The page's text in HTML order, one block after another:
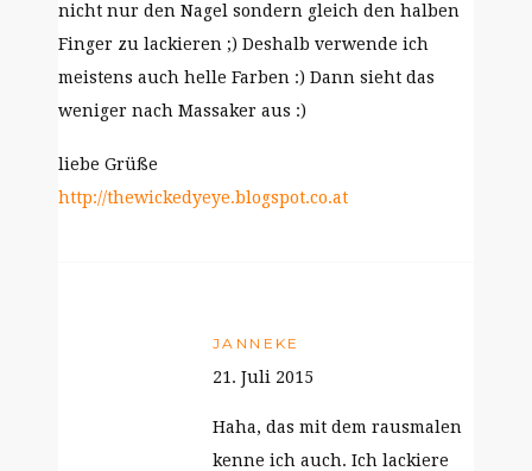
nicht nur den Nagel sondern gleich den halben
Finger zu lackieren ;) Deshalb verwende ich
meistens auch helle Farben :) Dann sieht das
weniger nach Massaker aus :)
liebe Grüße
http://thewickedyeye.blogspot.co.at
JANNEKE
21. Juli 2015
Haha, das mit dem rausmalen
kenne ich auch. Ich lackiere